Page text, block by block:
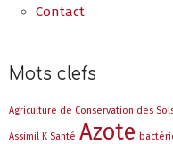
Contact
Mots clefs
Agriculture de Conservation des
Assimil K Santé Azote